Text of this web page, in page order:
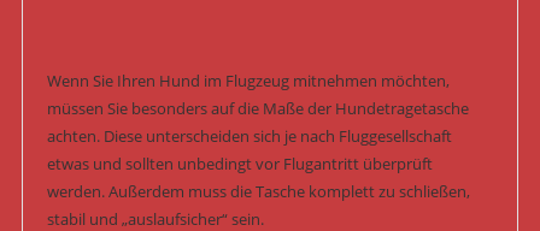
Wenn Sie Ihren Hund im Flugzeug mitnehmen möchten,
müssen Sie besonders auf die Maße der Hundetragetasche
achten. Diese unterscheiden sich je nach Fluggesellschaft
etwas und sollten unbedingt vor Flugantritt überprüft
werden. Außerdem muss die Tasche komplett zu schließen,
stabil und „auslaufsicher“ sein.